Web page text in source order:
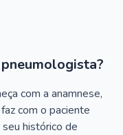
com a anamnese,
com o paciente
histórico de